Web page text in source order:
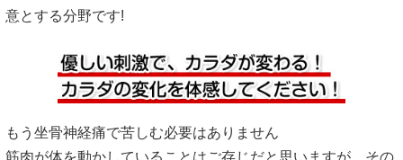
意とする分野です!
もう坐骨神経痛で苦しむ必要はありません
筋肉が体を動かしていることはご存じだと思いますが、その